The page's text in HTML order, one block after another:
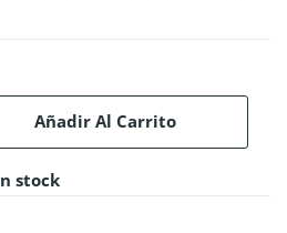
Añadir Al Carrito
stock